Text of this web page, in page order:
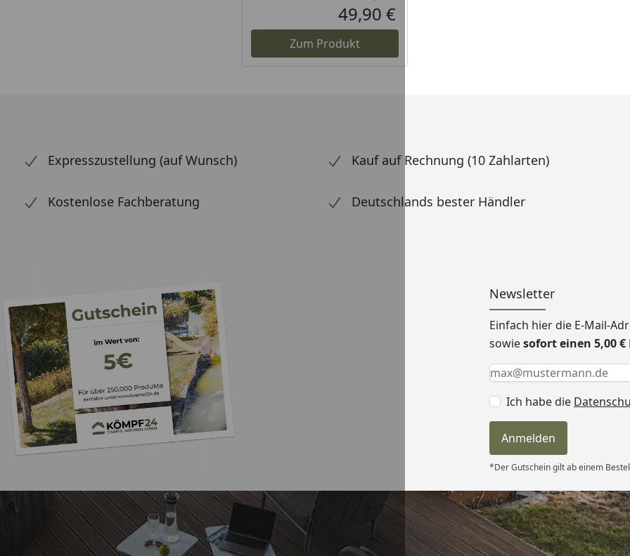
Rabatt in Prozent
Ursprünglicher Preis
Aktueller Preis
49,90 €
Zum Produkt
Expresszustellung (auf Wunsch) Kauf auf Rechnung (10 Zahlarten)
Kostenlose Fachberatung Deutschlands bester Händler
Newsletter
Einfach hier die E-Mail-
sowiesofort einen 5,00
Keine Eingabe erforderlich
Eingabe erforderlich
E-Mail *
Ich habe die
Anmelden
*Der Gutschein gilt ab einem
Trusted Shops Versand